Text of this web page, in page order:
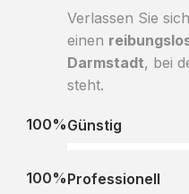
Verlassen Sie
einen
Darmstadt, bei
steht.
Günstig
100%
Professionell
100%